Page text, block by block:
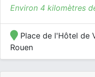
Environ 4 kilomètres
Place de l'Hôtel de
Rouen